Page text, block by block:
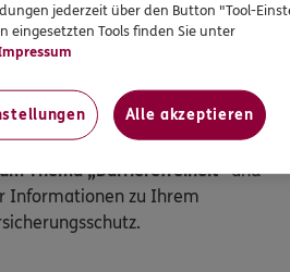
Ihres Browsers.
Link zusammen mit einem
oder Service
bereitet hat, an:
an diese E-Mail-Adresse nur
Thema „Barrierefreiheit“und
Informationen zu Ihrem
jederzeit über den Button "Tool-
eingesetzten Tools finden Sie unter
Alle akzeptieren